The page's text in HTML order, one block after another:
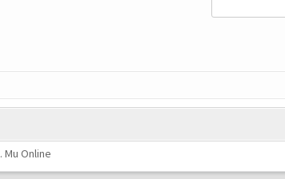
.Mu Online